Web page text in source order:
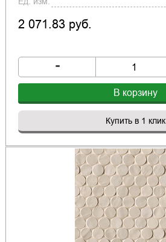
2 071.83 руб.
-
В корзину
Купить в 1 клик